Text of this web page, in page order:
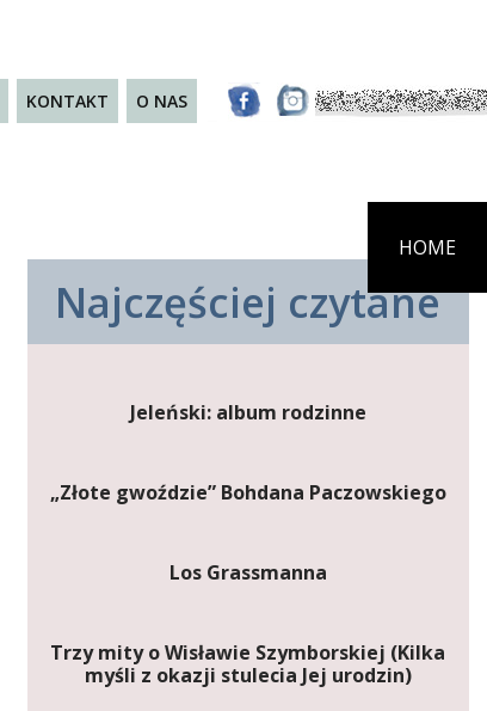
KONTAKT O NAS
HOME
Najczęściej czytane
Jeleński: album rodzinne
„Złote gwoździe” Bohdana Paczowskiego
Los Grassmanna
Trzy mity o Wisławie Szymborskiej (Kilka
myśli z okazji stulecia Jej urodzin)